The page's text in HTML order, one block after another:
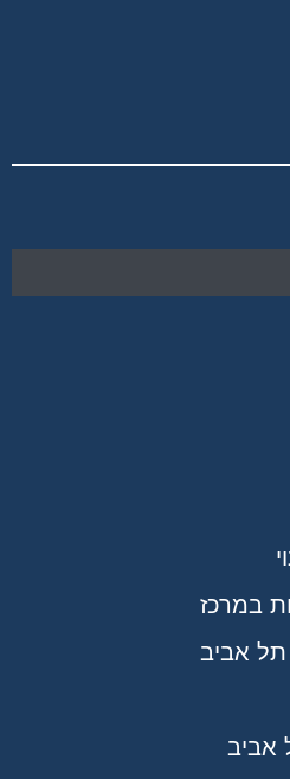
במרכז
תל אביב
אביב